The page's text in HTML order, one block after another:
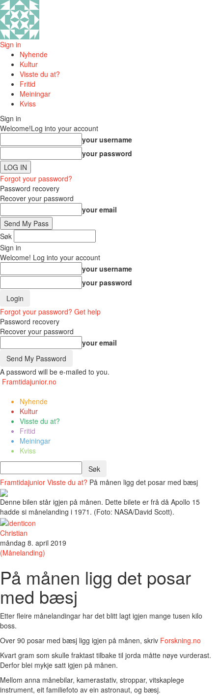
Sign in
Nyhende
Kultur
Visste du at?
Fritid
Meiningar
Kviss
Sign in
Welcome!Log into your account
your username
your password
Forgot your password?
Password recovery
Recover your password
your email
Søk
Sign in
Welcome! Log into your account
your username
your password
Forgot your password? Get help
Password recovery
Recover your password
your email
A password will be e-mailed to you.
Framtidajunior.no
Nyhende
Kultur
Visste du at?
Fritid
Meiningar
Kviss
Framtidajunior Visste du at? På månen ligg det posar med bæsj
Denne bilen står igjen på månen. Dette bilete er frå då Apollo 15
hadde si månelanding i 1971. (Foto: NASA/David Scott).
Christian
måndag 8. april 2019
(Månelanding)
På månen ligg det posar
med bæsj
Etter fleire månelandingar har det blitt lagt igjen mange tusen kilo
boss.
Over 90 posar med bæsj ligg igjen på månen, skriv Forskning.no
Kvart gram som skulle fraktast tilbake til jorda måtte nøye vurderast.
Derfor blei mykje satt igjen på månen.
Mellom anna månebilar, kamerastativ, stroppar, vitskaplege
instrument, eit familiefoto av ein astronaut, og bæsj.